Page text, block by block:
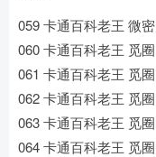
059 卡通百科老王 微
060 卡通百科老王 觅
061 卡通百科老王 觅
062 卡通百科老王 觅
063 卡通百科老王 觅
064 卡通百科老王 觅